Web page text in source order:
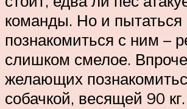
команды. Но и пытаться
познакомиться с ним –
слишком смелое.
желающих
собачкой, весящей 90 кг.